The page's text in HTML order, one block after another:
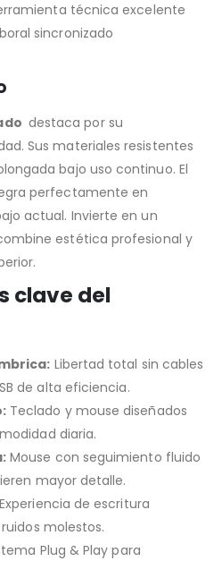
técnica excelente
sincronizado
destaca por su
Sus materiales resistentes
bajo uso continuo. El
perfectamente en
actual. Invierte en un
estética profesional y
clave del
Libertad total sin cables
de alta eficiencia.
Teclado y mouse diseñados
diaria.
Mouse con seguimiento fluido
mayor detalle.
Experiencia de escritura
molestos.
Plug & Play para